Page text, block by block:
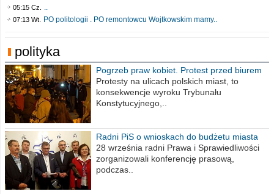
05:15 Cz. ..
07:13 Wt. PO politologii . PO remontowcu Wojtkowskim mamy..
polityka
Pogrzeb praw kobiet. Protest przed biurem
poselskim PiS
Protesty na ulicach polskich miast, to
konsekwencje wyroku Trybunału
Konstytucyjnego,..
Radni PiS o wnioskach do budżetu miasta
na 2021 rok
28 września radni Prawa i Sprawiedliwości
zorganizowali konferencję prasową,
podczas..